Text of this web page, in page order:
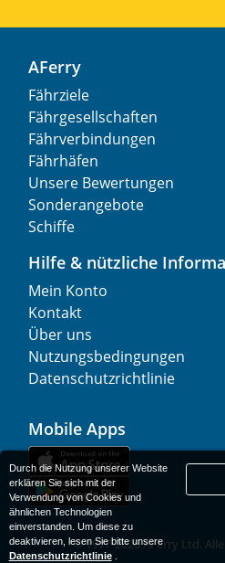
AFerry
Fährziele
Fährgesellschaften
Fährverbindungen
Fährhäfen
Unsere Bewertungen
Sonderangebote
Schiffe
Hilfe & nützliche
Mein Konto
Kontakt
Über uns
Nutzungsbedingungen
Datenschutzrichtlinie
Mobile Apps
© 1977-2026AFerry Ltd.
Durch die Nutzung unserer Website
erklären Sie sich mit der
Verwendung von Cookies und
ähnlichen Technologien
einverstanden. Um diese zu
deaktivieren, lesen Sie bitte unsere
Datenschutzrichtlinie.